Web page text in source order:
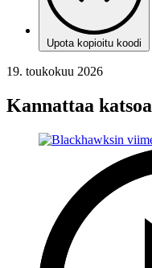
Upota kopioitu koodi
19. toukokuu 2026
Kannattaa katsoa